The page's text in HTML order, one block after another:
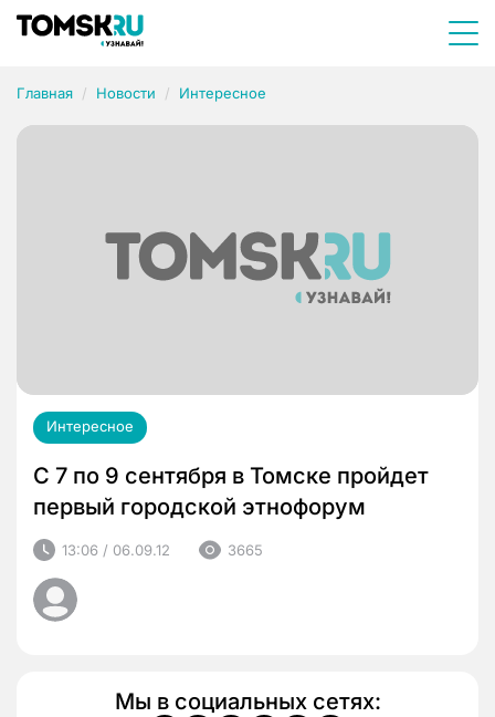
Главная Новости Интересное
Интересное
С 7 по 9 сентября в Томске пройдет
первый городской этнофорум
13:06 / 06.09.12 3665
Мы в социальных сетях: